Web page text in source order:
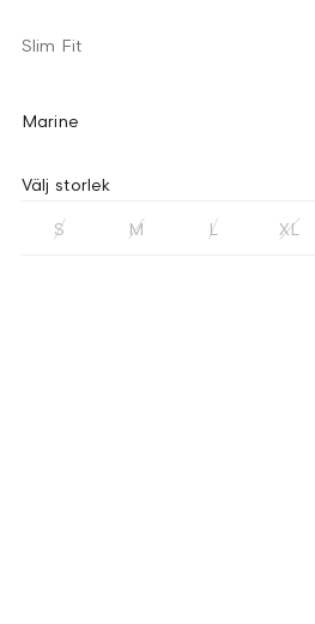
Slim Fit
Marine
Välj storlek
S M L XL